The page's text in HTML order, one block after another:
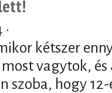
·
kétszer
vagytok,
szoba, hogy